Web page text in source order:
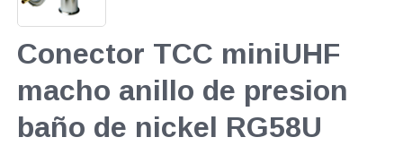
Conector TCC miniUHF
macho anillo de presion
baño de nickel RG58U